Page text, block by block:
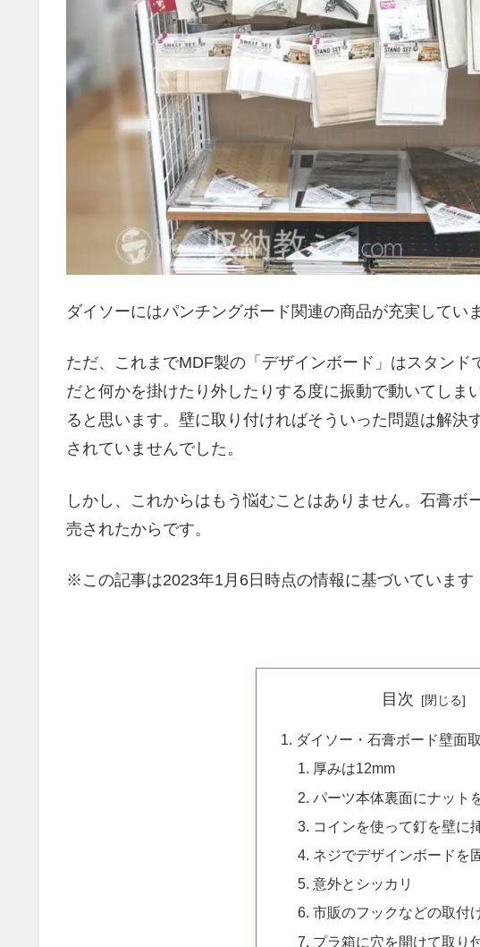
ダイソーにはパンチングボード関連の商品が充実していま
ただ、これまでMDF製の「デザインボード」はスタン
だと何かを掛けたり外したりする度に振動で動いてしま
ると思います。壁に取り付ければそういった問題は解決
されていませんでした。
しかし、これからはもう悩むことはありません。石膏ボ
売されたからです。
※この記事は2023年1月6日時点の情報に基づいています
目次
ダイソー・石膏ボード壁面
厚みは12mm
パーツ本体裏面にナット
コインを使って釘を壁に
ネジでデザインボードを
意外とシッカリ
市販のフックなどの取付
プラ箱に穴を開けて取り